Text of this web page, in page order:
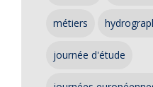
métiers
journée d'étude